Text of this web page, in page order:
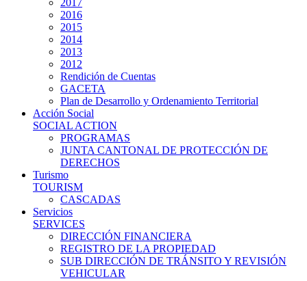
2016
2015
2014
2013
2012
Rendición de Cuentas
GACETA
Plan de Desarrollo y Ordenamiento Territorial
Acción Social
SOCIAL ACTION
PROGRAMAS
JUNTA CANTONAL DE PROTECCIÓN DE
DERECHOS
Turismo
TOURISM
CASCADAS
Servicios
SERVICES
DIRECCIÓN FINANCIERA
REGISTRO DE LA PROPIEDAD
SUB DIRECCIÓN DE TRÁNSITO Y REVISIÓN
VEHICULAR